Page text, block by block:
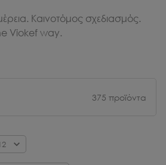
Καινοτόμος σχεδιασμός.
Viokef way.
375 προϊόντα